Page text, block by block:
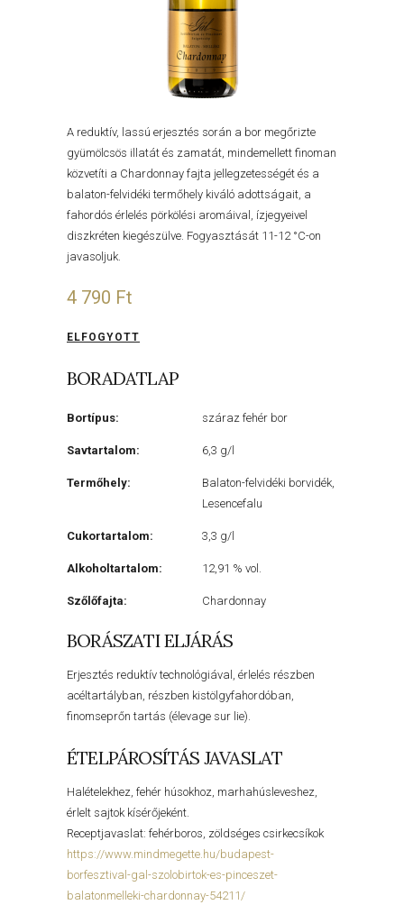
A reduktív, lassú erjesztés során a bor megőrizte
gyümölcsös illatát és zamatát, mindemellett finoman
közvetíti a Chardonnay fajta jellegzetességét és a
balaton-felvidéki termőhely kiváló adottságait, a
fahordós érlelés pörkölési aromáival, ízjegyeivel
diszkréten kiegészülve. Fogyasztását 11-12 °C-on
javasoljuk.
4 790 Ft
ELFOGYOTT
BORADATLAP
Bortípus: száraz fehér bor
Savtartalom: 6,3 g/l
Termőhely:
Balaton-felvidéki borvidék,
Lesencefalu
Cukortartalom: 3,3 g/l
Alkoholtartalom: 12,91 % vol.
Szőlőfajta: Chardonnay
BORÁSZATI ELJÁRÁS
Erjesztés reduktív technológiával, érlelés részben
acéltartályban, részben kistölgyfahordóban,
finomseprőn tartás (élevage sur lie).
ÉTELPÁROSÍTÁS JAVASLAT
Halételekhez, fehér húsokhoz, marhahúsleveshez,
érlelt sajtok kísérőjeként.
Receptjavaslat: fehérboros, zöldséges csirkecsíkok
https://www.mindmegette.hu/budapest-
borfesztival-gal-szolobirtok-es-pinceszet-
balatonmelleki-chardonnay-54211/